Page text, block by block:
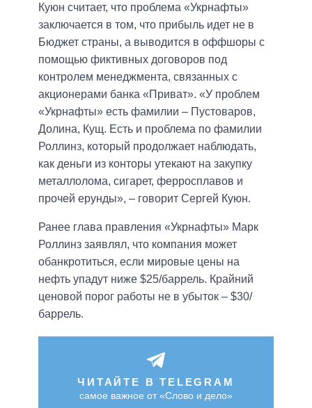
Куюн считает, что проблема «Укрнафты»
заключается в том, что прибыль идет не в
Бюджет страны, а выводится в оффшоры с
помощью фиктивных договоров под
контролем менеджмента, связанных с
акционерами банка «Приват». «У проблем
«Укрнафты» есть фамилии – Пустоваров,
Долина, Кущ. Есть и проблема по фамилии
Роллинз, который продолжает наблюдать,
как деньги из конторы утекают на закупку
металлолома, сигарет, ферросплавов и
прочей ерунды», – говорит Сергей Куюн.
Ранее глава правления «Укрнафты» Марк
Роллинз заявлял, что компания может
обанкротиться, если мировые цены на
нефть упадут ниже $25/баррель. Крайний
ценовой порог работы не в убыток – $30/
баррель.
ЧИТАЙТЕ В TELEGRAM
самое важное от «Слово и дело»